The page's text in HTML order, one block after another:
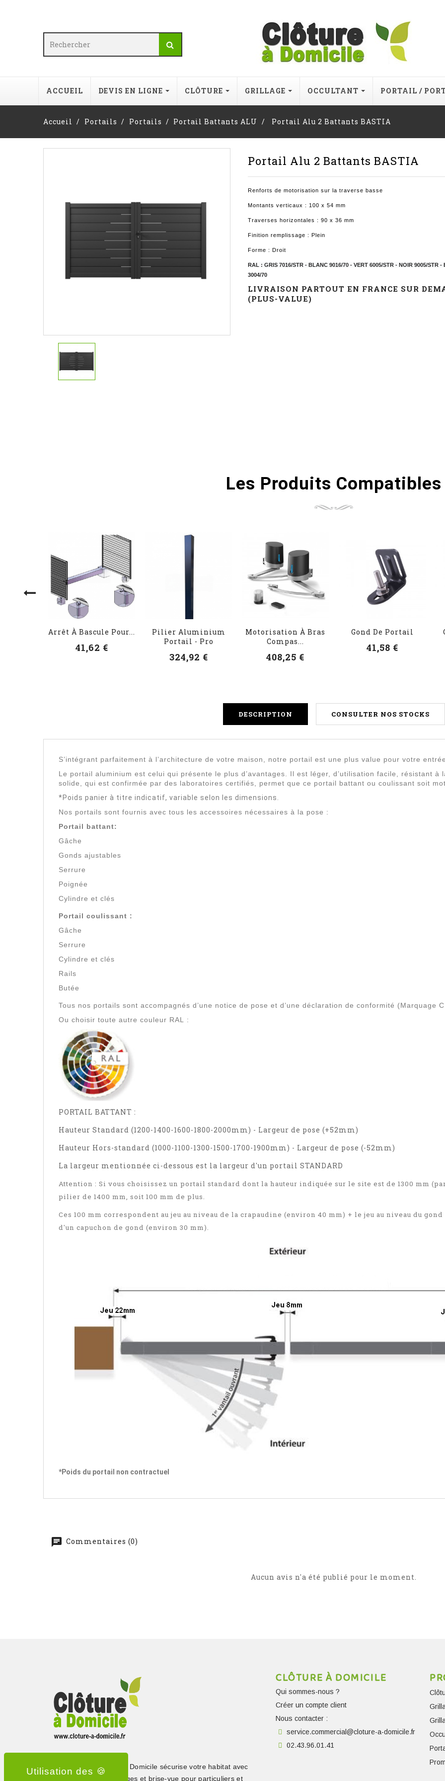
ACCUEIL DEVIS EN LIGNE CLÔTURE GRILLAGE OCCULTANT PORTAIL /
Accueil Portails Portails Portail Battants ALU Portail Alu 2 Battants BASTIA
Portail Alu 2 Battants BASTIA
Renforts de motorisation sur la traverse basse
Montants verticaux : 100 x 54 mm
Traverses horizontales : 90 x 36 mm
Finition remplissage : Plein
Forme : Droit
RAL : GRIS 7016/STR - BLANC 9016/70 - VERT 6005/STR - NOIR 9005/STR -
3004/70
LIVRAISON PARTOUT EN FRANCE SUR
(PLUS-VALUE)
Les Produits Compatibles
Arrêt À Bascule Pour...
41,62 €
Pilier Aluminium
Portail - Pro
324,92 €
Motorisation À Bras
Compas...
408,25 €
Gond De Portail
41,58 €
DESCRIPTION CONSULTER NOS STOCKS
S’intégrant parfaitement à l’architecture de votre maison, notre portail est une plus value pour votre
Le portail aluminium est celui qui présente le plus d’avantages. Il est léger, d’utilisation facile, résistant
solide, qui est confirmée par des laboratoires certifiés, permet que ce portail battant ou coulissant soit
*Poids panier à titre indicatif, variable selon les dimensions.
Nos portails sont fournis avec tous les accessoires nécessaires à la pose :
Portail battant:
Gâche
Gonds ajustables
Serrure
Poignée
Cylindre et clés
Portail coulissant :
Gâche
Serrure
Cylindre et clés
Rails
Butée
Tous nos portails sont accompagnés d’une notice de pose et d’une déclaration de conformité (Marquage
Ou choisir toute autre couleur RAL :
PORTAIL BATTANT :
Hauteur Standard (1200-1400-1600-1800-2000mm) - Largeur de pose (+52mm)
Hauteur Hors-standard (1000-1100-1300-1500-1700-1900mm) - Largeur de pose (-52mm)
La largeur mentionnée ci-dessous est la largeur d'un portail STANDARD
Attention : Si vous choisissez un portail standard dont la hauteur indiquée sur le site est de 1300 mm
pilier de 1400 mm, soit 100 mm de plus.
Ces 100 mm correspondent au jeu au niveau de la crapaudine (environ 40 mm) + le jeu au niveau du
d'un capuchon de gond (environ 30 mm).
*Poids du portail non contractuel
Commentaires (0)
Aucun avis n'a été publié pour le moment.
Depuis 2015, Clôture à Domicile sécurise votre habitat avec
clôtures, portails, grillages et brise-vue pour particuliers et
CLÔTURE À DOMICILE
Qui sommes-nous ?
Créer un compte client
Nous contacter :
service.commercial@cloture-a-domicile.fr
02.43.96.01.41